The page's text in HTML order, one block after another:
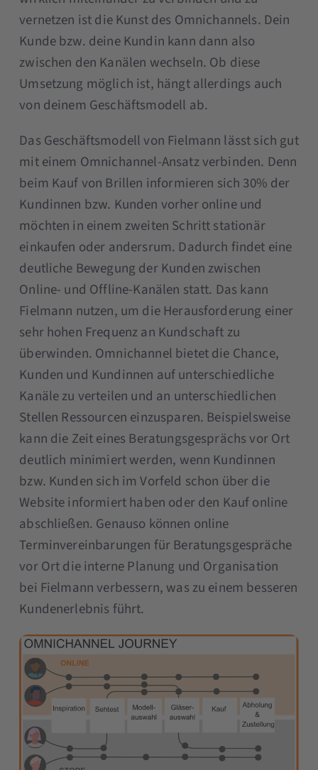
vernetzen ist die Kunst des Omnichannels. Dein
Kunde bzw. deine Kundin kann dann also
zwischen den Kanälen wechseln. Ob diese
Umsetzung möglich ist, hängt allerdings auch
von deinem Geschäftsmodell ab.
Das Geschäftsmodell von Fielmann lässt sich gut
mit einem Omnichannel-Ansatz verbinden. Denn
beim Kauf von Brillen informieren sich 30% der
Kundinnen bzw. Kunden vorher online und
möchten in einem zweiten Schritt stationär
einkaufen oder andersrum. Dadurch findet eine
deutliche Bewegung der Kunden zwischen
Online- und Offline-Kanälen statt. Das kann
Fielmann nutzen, um die Herausforderung einer
sehr hohen Frequenz an Kundschaft zu
überwinden. Omnichannel bietet die Chance,
Kunden und Kundinnen auf unterschiedliche
Kanäle zu verteilen und an unterschiedlichen
Stellen Ressourcen einzusparen. Beispielsweise
kann die Zeit eines Beratungsgesprächs vor Ort
deutlich minimiert werden, wenn Kundinnen
bzw. Kunden sich im Vorfeld schon über die
Website informiert haben oder den Kauf online
abschließen. Genauso können online
Terminvereinbarungen für Beratungsgespräche
vor Ort die interne Planung und Organisation
bei Fielmann verbessern, was zu einem besseren
Kundenerlebnis führt.